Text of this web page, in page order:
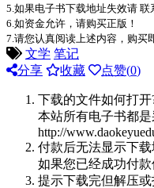
5.如果电子书下载地址失效请 联
6.如资金允许，请购买正版！
7.请您认真阅读上述内容，购买
文学 笔记
分享
收藏 点赞(0)
下载的文件如何打开
本站所有电子书都
http://
付款后无法显示下
如果您已经成功付
提示下载完但解压或